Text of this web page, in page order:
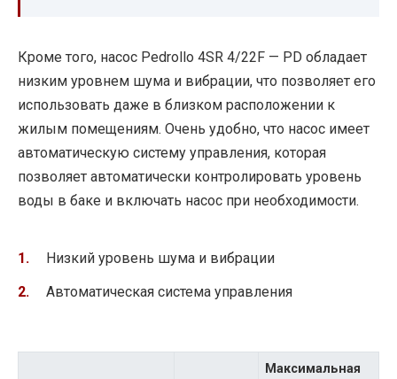
Кроме того, насос Pedrollo 4SR 4/22F — PD обладает
низким уровнем шума и вибрации, что позволяет его
использовать даже в близком расположении к
жилым помещениям. Очень удобно, что насос имеет
автоматическую систему управления, которая
позволяет автоматически контролировать уровень
воды в баке и включать насос при необходимости.
Низкий уровень шума и вибрации
Автоматическая система управления
Максимальная